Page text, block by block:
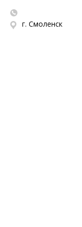
г. Смоленск